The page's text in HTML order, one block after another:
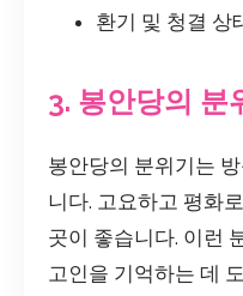
환기 및 청결 상
3. 봉안당의 분
봉안당의 분위기는
니다. 고요하고 평화
곳이 좋습니다. 이런
고인을 기억하는 데